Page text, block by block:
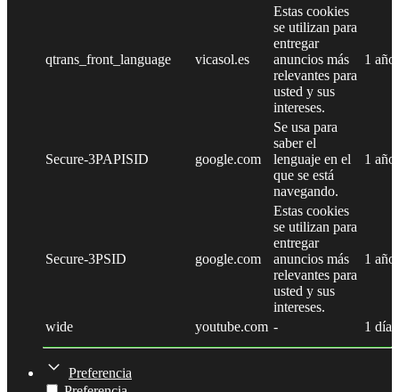
qtrans_front_language vicasol.es
Estas cookies
se utilizan para
entregar
anuncios más
relevantes para
usted y sus
intereses.
1 año
Secure-3PAPISID google.com
Se usa para
saber el
lenguaje en el
que se está
navegando.
1 año
Secure-3PSID google.com
Estas cookies
se utilizan para
entregar
anuncios más
relevantes para
usted y sus
intereses.
1 año
wide youtube.com - 1 día
Preferencia